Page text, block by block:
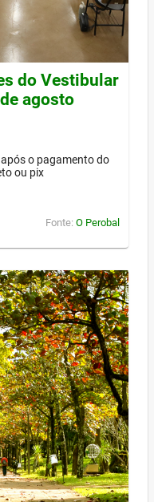
do Vestibular
agosto
o pagamento do
ou pix
Fonte: O Perobal